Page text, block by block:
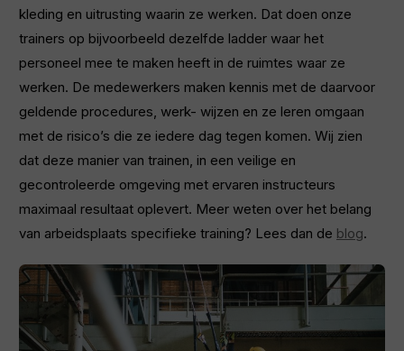
kleding en uitrusting waarin ze werken. Dat doen onze
trainers op bijvoorbeeld dezelfde ladder waar het
personeel mee te maken heeft in de ruimtes waar ze
werken. De medewerkers maken kennis met de daarvoor
geldende procedures, werk- wijzen en ze leren omgaan
met de risico’s die ze iedere dag tegen komen. Wij zien
dat deze manier van trainen, in een veilige en
gecontroleerde omgeving met ervaren instructeurs
maximaal resultaat oplevert. Meer weten over het belang
van arbeidsplaats specifieke training? Lees dan de blog.